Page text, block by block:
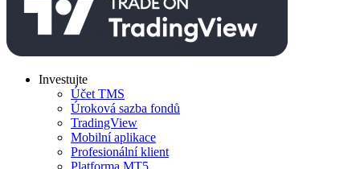
Investujte
Účet TMS
Úroková sazba fondů
TradingView
Mobilní aplikace
Profesionální klient
Platforma MT5